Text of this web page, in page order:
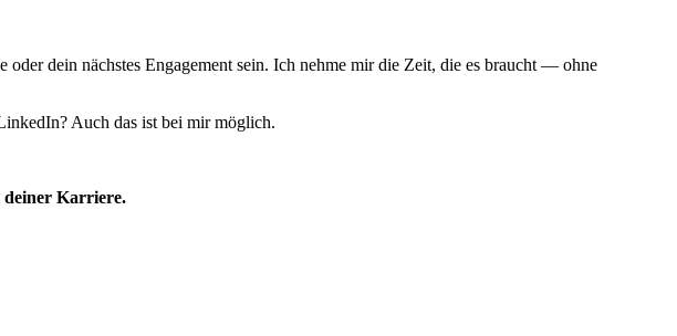
dein nächstes Engagement sein. Ich nehme mir die Zeit, die es braucht — ohne
Auch das ist bei mir möglich.
deiner Karriere.